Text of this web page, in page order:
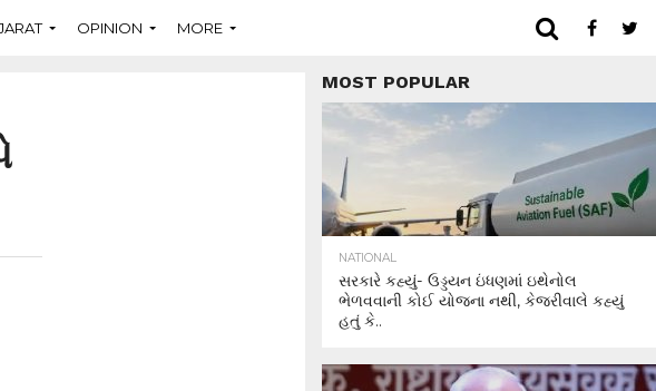
OPINION MORE
MOST POPULAR
NATIONAL
સરકારે કહ્યું- ઉડ્ડયન ઇંધણમાં ઇથેનોલ
ભેળવવાની કોઈ યોજના નથી, કેજરીવાલે કહ્યું
હતું કે..